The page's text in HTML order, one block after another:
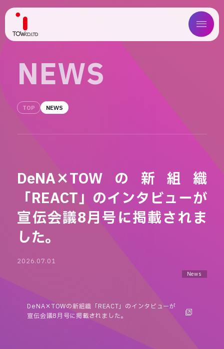
ABOUT US
SERVICE
MAGAZINE
NEWS
IR
NEWS
TOP NEWS
DeNA×TOWの新組織
「REACT」のインタビューが
宣伝会議8月号に掲載されま
した。
2026.07.01
News
DeNA×TOWの新組織「REACT」のインタビューが
宣伝会議8月号に掲載されました。